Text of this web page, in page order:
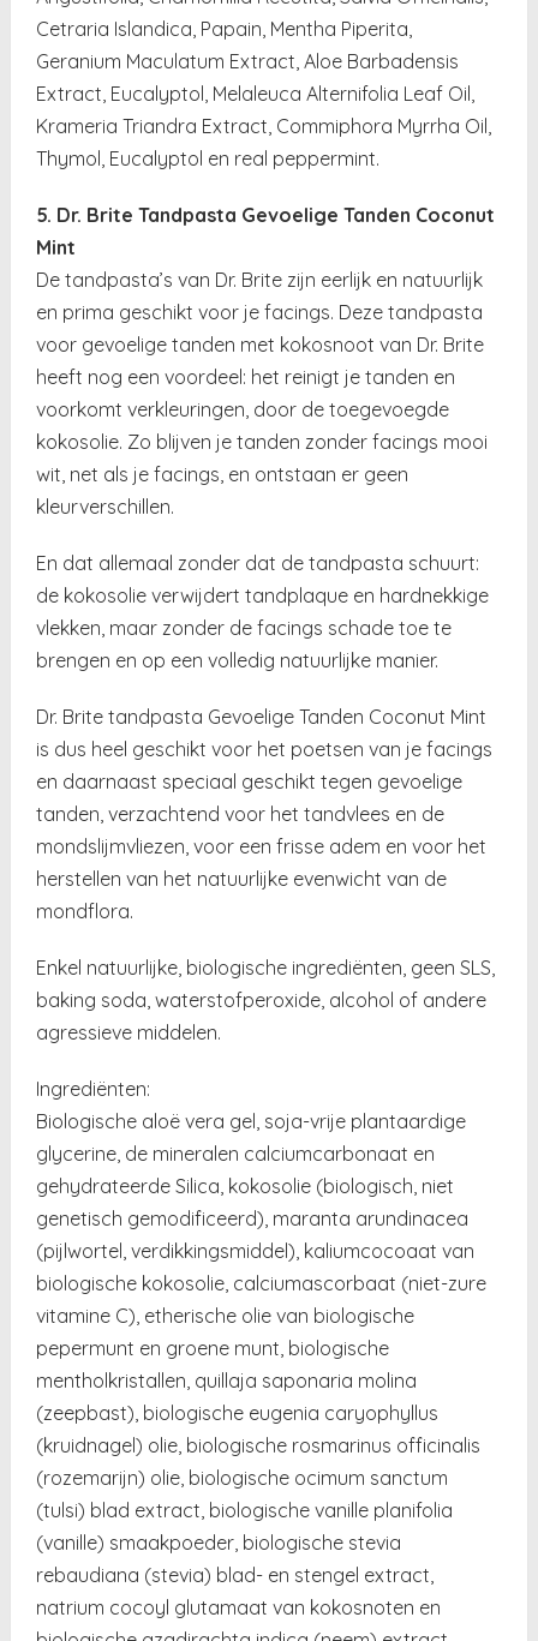
Cetraria Islandica, Papain, Mentha Piperita,
Geranium Maculatum Extract, Aloe Barbadensis
Extract, Eucalyptol, Melaleuca Alternifolia Leaf Oil,
Krameria Triandra Extract, Commiphora Myrrha Oil,
Thymol, Eucalyptol en real peppermint.
5. Dr. Brite Tandpasta Gevoelige Tanden Coconut
Mint
De tandpasta’s van Dr. Brite zijn eerlijk en natuurlijk
en prima geschikt voor je facings. Deze tandpasta
voor gevoelige tanden met kokosnoot van Dr. Brite
heeft nog een voordeel: het reinigt je tanden en
voorkomt verkleuringen, door de toegevoegde
kokosolie. Zo blijven je tanden zonder facings mooi
wit, net als je facings, en ontstaan er geen
kleurverschillen.
En dat allemaal zonder dat de tandpasta schuurt:
de kokosolie verwijdert tandplaque en hardnekkige
vlekken, maar zonder de facings schade toe te
brengen en op een volledig natuurlijke manier.
Dr. Brite tandpasta Gevoelige Tanden Coconut Mint
is dus heel geschikt voor het poetsen van je facings
en daarnaast speciaal geschikt tegen gevoelige
tanden, verzachtend voor het tandvlees en de
mondslijmvliezen, voor een frisse adem en voor het
herstellen van het natuurlijke evenwicht van de
mondflora.
Enkel natuurlijke, biologische ingrediënten, geen SLS,
baking soda, waterstofperoxide, alcohol of andere
agressieve middelen.
Ingrediënten:
Biologische aloë vera gel, soja-vrije plantaardige
glycerine, de mineralen calciumcarbonaat en
gehydrateerde Silica, kokosolie (biologisch, niet
genetisch gemodificeerd), maranta arundinacea
(pijlwortel, verdikkingsmiddel), kaliumcocoaat van
biologische kokosolie, calciumascorbaat (niet-zure
vitamine C), etherische olie van biologische
pepermunt en groene munt, biologische
mentholkristallen, quillaja saponaria molina
(zeepbast), biologische eugenia caryophyllus
(kruidnagel) olie, biologische rosmarinus officinalis
(rozemarijn) olie, biologische ocimum sanctum
(tulsi) blad extract, biologische vanille planifolia
(vanille) smaakpoeder, biologische stevia
rebaudiana (stevia) blad- en stengel extract,
natrium cocoyl glutamaat van kokosnoten en